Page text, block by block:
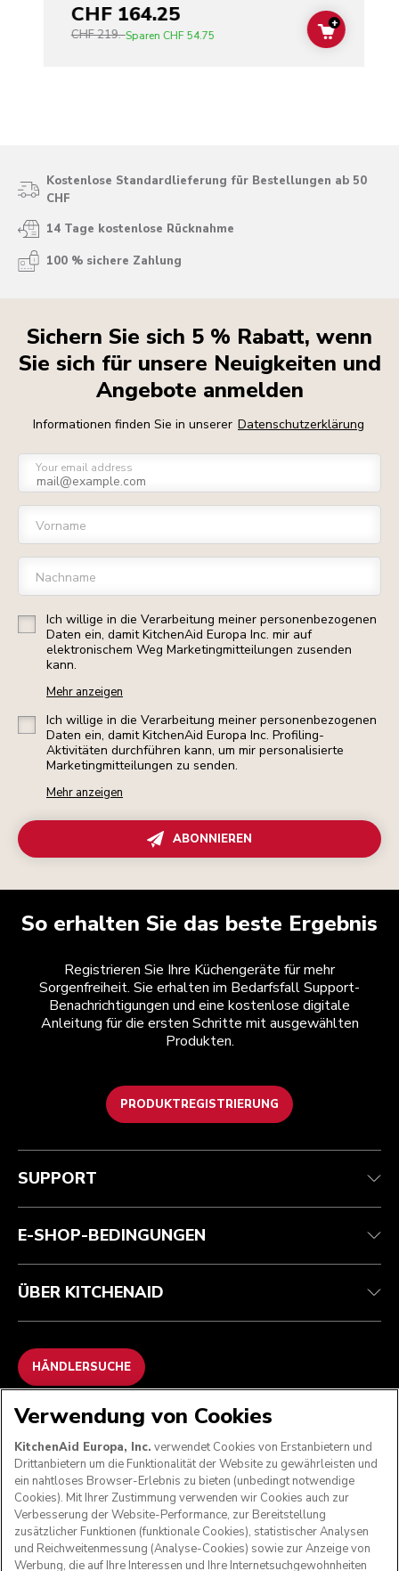
CHF 164.25
CHF 219.-Sparen CHF 54.75 ADD TO
+
Kostenlose Standardlieferung für Bestellungen ab 50
CHF
14 Tage kostenlose Rücknahme
100 % sichere Zahlung
Sichern Sie sich 5 % Rabatt, wenn
Sie sich für unsere Neuigkeiten und
Angebote anmelden
Informationen finden Sie in unserer Datenschutzerklärung
Your email address
Vorname
Nachname
Ich willige in die Verarbeitung meiner personenbezogenen
Daten ein, damit KitchenAid Europa Inc. mir auf
elektronischem Weg Marketingmitteilungen zusenden
kann.
Mehr anzeigen
Ich willige in die Verarbeitung meiner personenbezogenen
Daten ein, damit KitchenAid Europa Inc. Profiling-
Aktivitäten durchführen kann, um mir personalisierte
Marketingmitteilungen zu senden.
Mehr anzeigen
ABONNIEREN
So erhalten Sie das beste Ergebnis
Registrieren Sie Ihre Küchengeräte für mehr
Sorgenfreiheit. Sie erhalten im Bedarfsfall Support-
Benachrichtigungen und eine kostenlose digitale
Anleitung für die ersten Schritte mit ausgewählten
Produkten.
PRODUKTREGISTRIERUNG
Kundenservice
Garantie und Dokumente
Kontaktieren Sie uns.
Teilnahmebedingungen
Rückgaben und Erstattungen
Impressum
ODR
Die Marke
Händlersuche
SUPPORT
E-SHOP-BEDINGUNGEN
ÜBER KITCHENAID
HÄNDLERSUCHE
WIR AKZEPTIEREN
FOLGEN SIE UNS
Verwendung von Cookies
KitchenAid Europa, Inc. verwendet Cookies von Erstanbietern und
Drittanbietern um die Funktionalität der Website zu gewährleisten und
ein nahtloses Browser-Erlebnis zu bieten (unbedingt notwendige
Cookies). Mit Ihrer Zustimmung verwenden wir Cookies auch zur
Verbesserung der Website-Performance, zur Bereitstellung
zusätzlicher Funktionen (funktionale Cookies), statistischer Analysen
und Reichweitenmessung (Analyse-Cookies) sowie zur Anzeige von
Werbung, die auf Ihre Interessen und Ihre Internetsuchgewohnheiten